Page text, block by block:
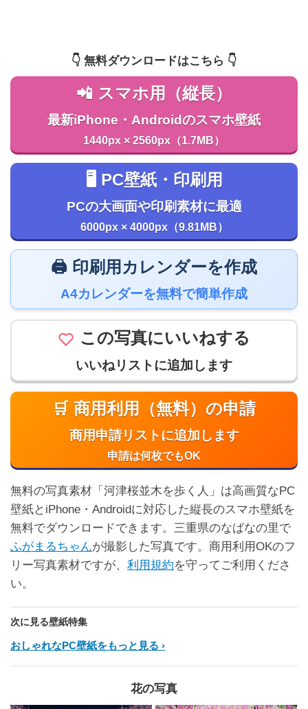
👇️ 無料ダウンロードはこちら 👇️
📲 スマホ用（縦長）
最新iPhone・Androidのスマホ壁紙
1440px × 2560px（1.7MB）
🖥️ PC壁紙・印刷用
PCの大画面や印刷素材に最適
6000px × 4000px（9.81MB）
🖨️ 印刷用カレンダーを作成
A4カレンダーを無料で簡単作成
この写真にいいねする
いいねリストに追加します
🛒 商用利用（無料）の申請
商用申請リストに追加します
申請は何枚でもOK
無料の写真素材「河津桜並木を歩く人」は高画質なPC
壁紙とiPhone・Androidに対応した縦長のスマホ壁紙を
無料でダウンロードできます。三重県のなばなの里で
ふがまるちゃんが撮影した写真です。商用利用OKのフ
リー写真素材ですが、 利用規約を守ってご利用くださ
い。
次に見る壁紙特集
おしゃれなPC壁紙をもっと見る
花の写真